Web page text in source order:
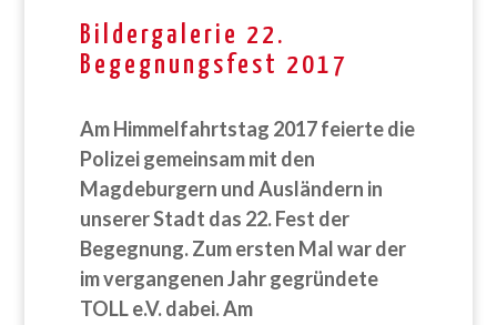
Bildergalerie 22.
Begegnungsfest 2017
Am Himmelfahrtstag 2017feierte die
Polizei gemeinsam mit den
Magdeburgern und Ausländern in
unserer Stadt das 22. Fest der
Begegnung. Zum ersten Mal war der
im vergangenen Jahr gegründete
TOLL e.V. dabei. Am